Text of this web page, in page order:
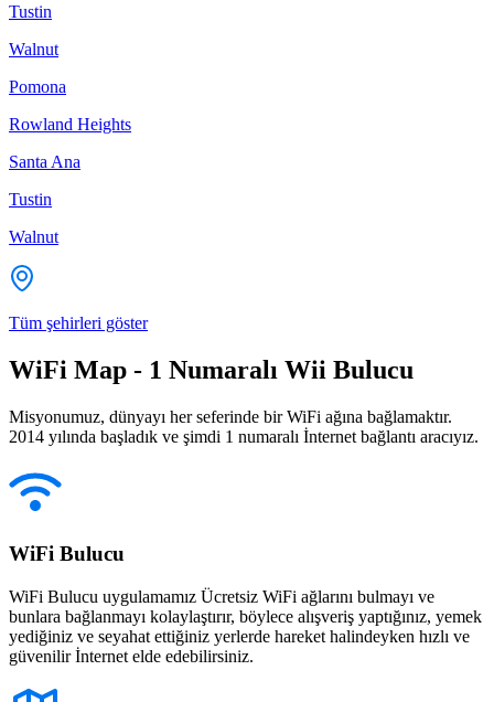
Tustin
Walnut
Pomona
Rowland Heights
Santa Ana
Tustin
Walnut
Tüm şehirleri göster
WiFi Map - 1 Numaralı Wii Bulucu
Misyonumuz, dünyayı her seferinde bir WiFi ağına bağlamaktır.
2014 yılında başladık ve şimdi 1 numaralı İnternet bağlantı aracıyız.
WiFi Bulucu
WiFi Bulucu uygulamamız Ücretsiz WiFi ağlarını bulmayı ve
bunlara bağlanmayı kolaylaştırır, böylece alışveriş yaptığınız, yemek
yediğiniz ve seyahat ettiğiniz yerlerde hareket halindeyken hızlı ve
güvenilir İnternet elde edebilirsiniz.